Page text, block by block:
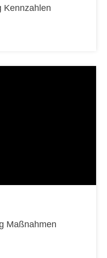
Kennzahlen
Maßnahmen